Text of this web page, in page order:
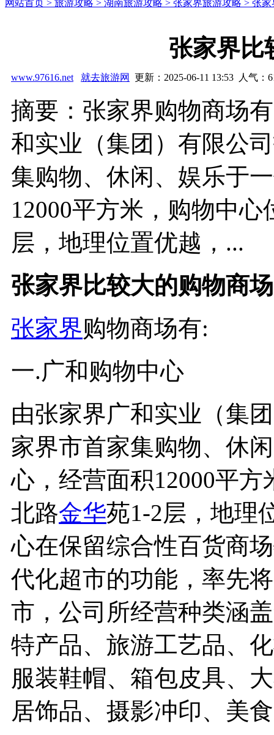
网站首页 > 旅游攻略 > 湖南旅游攻略 > 张家界旅游攻略 > 张家
张家界比
www.97616.net 就去旅游网 更新：2025-06-11 13:53 人气：
摘要：张家界购物商场
和实业（集团）有限公
集购物、休闲、娱乐于
12000平方米，购物中
层，地理位置优越，...
张家界比较大的购物商场
张家界购物商场有:
一.广和购物中心
由张家界广和实业（集
家界市首家集购物、休
心，经营面积12000平
北路金华苑1-2层，地理
心在保留综合性百货商
代化超市的功能，率先
市，公司所经营种类涵
特产品、旅游工艺品、
服装鞋帽、箱包皮具、
居饰品、摄影冲印、美